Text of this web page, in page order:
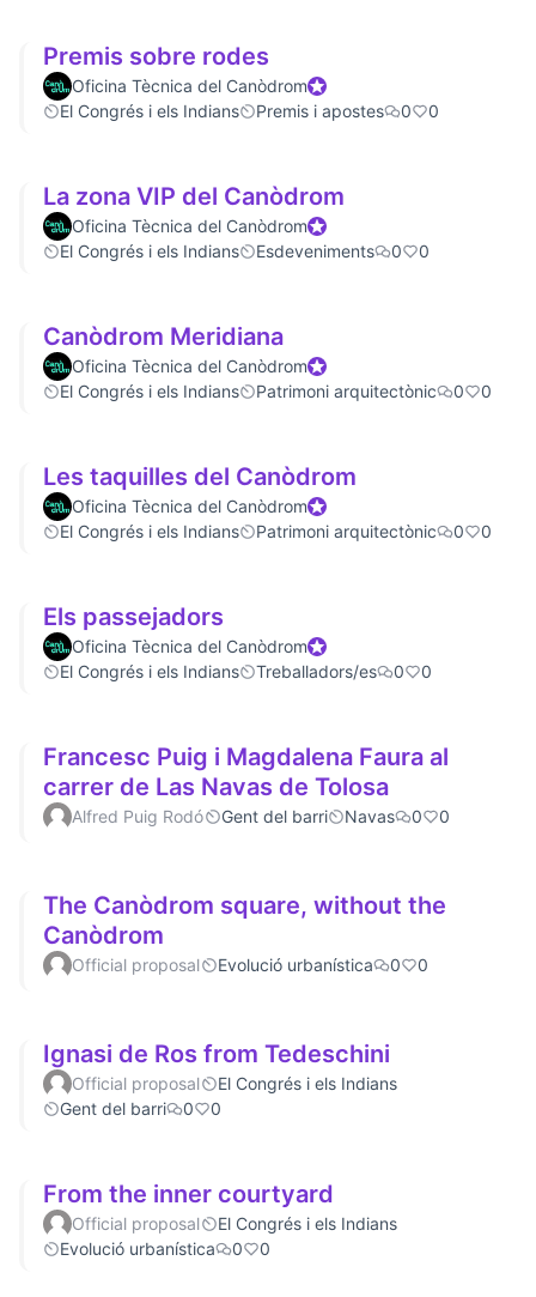
Premis sobre rodes
Oficina Tècnica del CanòdromOfficial participant
El Congrés i els Indians
Premis i apostes 0 0
La zona VIP del Canòdrom
Oficina Tècnica del CanòdromOfficial participant
El Congrés i els Indians
Esdeveniments 0 0
Canòdrom Meridiana
Oficina Tècnica del CanòdromOfficial participant
El Congrés i els Indians
Patrimoni arquitectònic 0 0
Les taquilles del Canòdrom
Oficina Tècnica del CanòdromOfficial participant
El Congrés i els Indians
Patrimoni arquitectònic 0 0
Els passejadors
Oficina Tècnica del CanòdromOfficial participant
El Congrés i els Indians
Treballadors/es 0 0
Francesc Puig i Magdalena Faura al
carrer de Las Navas de Tolosa
Alfred Puig Rodó Gent del barri Navas 0 0
The Canòdrom square, without the
Canòdrom
Official proposal Evolució urbanística 0 0
Ignasi de Ros from Tedeschini
Official proposal
El Congrés i els Indians
Gent del barri
0 0
From the inner courtyard
Official proposal
El Congrés i els Indians
Evolució urbanística
0 0